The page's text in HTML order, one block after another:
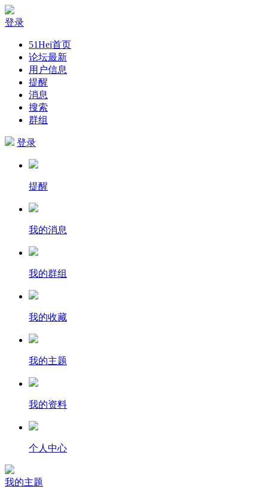
登录
51Hei首页
论坛最新
用户信息
提醒
消息
搜索
群组
登录
提醒
我的消息
我的群组
我的收藏
我的主题
我的资料
个人中心
我的主题